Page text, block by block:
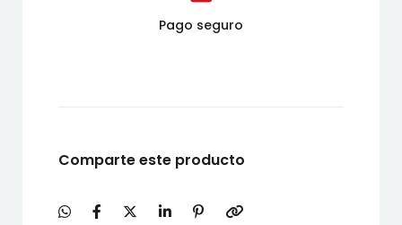
Pago seguro
Comparte este producto